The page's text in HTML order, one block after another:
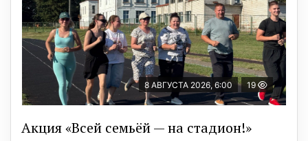
8 АВГУСТА 2026, 6:00 19
Акция «Всей семьёй — на стадион!»